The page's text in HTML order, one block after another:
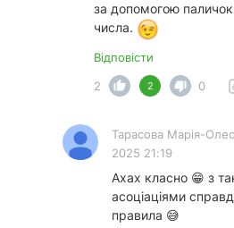
за допомогою паличок
числа.
Відповісти
2
2 0
Тарасова Марія-
2025 21:19
Ахах класно 😁 з
асоціаціями
правила 😅